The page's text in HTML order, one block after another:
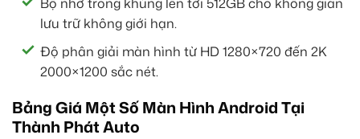
lưu trữ không giới hạn.
Độ phân giải màn hình từ HD 1280×720 đến 2K
2000×1200 sắc nét.
Bảng Giá Một Số Màn Hình Android Tại
Thành Phát Auto